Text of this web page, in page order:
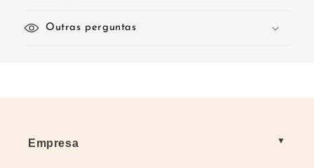
Outras perguntas
Empresa